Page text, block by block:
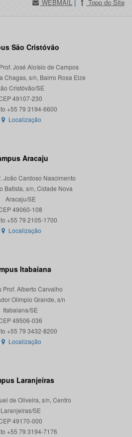
WEBMAIL | Topo do Site
São Cristóvão
José Aloísio de Campos
Chagas, s/n, Bairro Rosa Elze
Cristóvão/SE
49107-230
Localização
Aracaju
João Cardoso Nascimento
Batista, s/n, Cidade Nova
Aracaju/SE
49060-108
Localização
Itabaiana
Prof. Alberto Carvalho
Olímpio Grande, s/n
Itabaiana/SE
49506-036
Localização
Laranjeiras
de Oliveira, s/n, Centro
Laranjeiras/SE
49170-000